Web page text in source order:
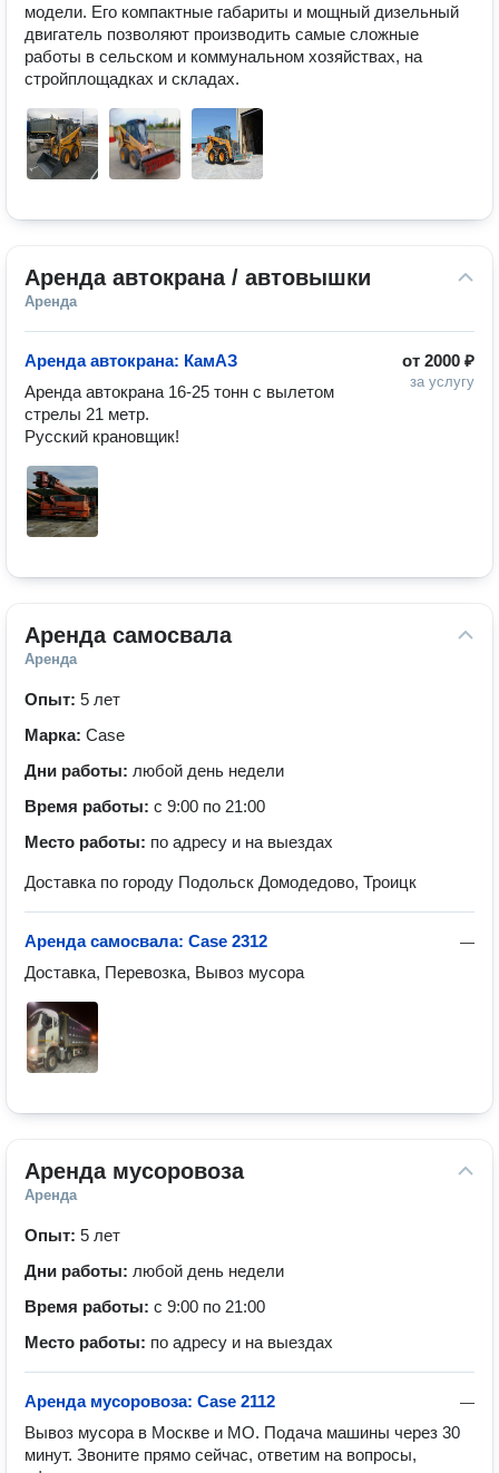
модели. Его компактные габариты и мощный дизельный
двигатель позволяют производить самые сложные
работы в сельском и коммунальном хозяйствах, на
стройплощадках и складах.
Аренда автокрана / автовышки
Аренда
от 2000 ₽
за услугу
Аренда автокрана: КамАЗ
Арендa aвтoкpана 16-25 тонн с вылетoм
стpелы 21 мeтp.
Pуcский крaновщик!
Аренда самосвала
Аренда
Опыт: 5 лет
Марка: Case
Дни работы: любой день недели
Время работы: с 9:00 по 21:00
Место работы: по адресу и на выездах
Доставка по городу Подольск Домодедово, Троицк
—
Аренда самосвала: Case 2312
Доставка, Перевозка, Вывоз мусора
Аренда мусоровоза
Аренда
Опыт: 5 лет
Дни работы: любой день недели
Время работы: с 9:00 по 21:00
Место работы: по адресу и на выездах
—
Аренда мусоровоза: Case 2112
Вывоз мусора в Москве и МО. Подача машины через 30
минут. Звоните прямо сейчас, ответим на вопросы,